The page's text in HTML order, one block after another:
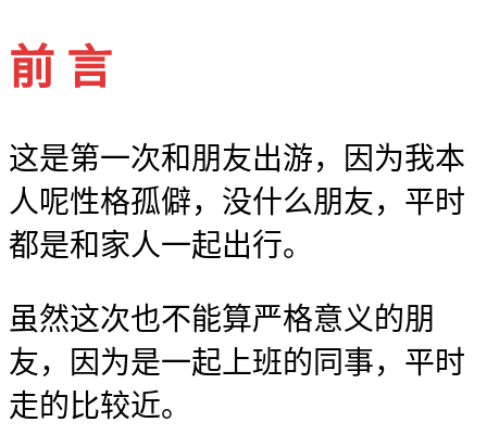
前 言
这是第一次和朋友出游，因为我本
人呢性格孤僻，没什么朋友，平时
都是和家人一起出行。
虽然这次也不能算严格意义的朋
友，因为是一起上班的同事，平时
走的比较近。